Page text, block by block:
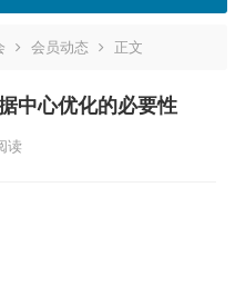
会员动态 正文
中心优化的必要性
读